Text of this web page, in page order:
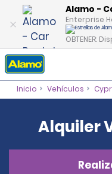
Alamo -
Enterprise
OBTENER:
Inicio Vehículos
Alquiler